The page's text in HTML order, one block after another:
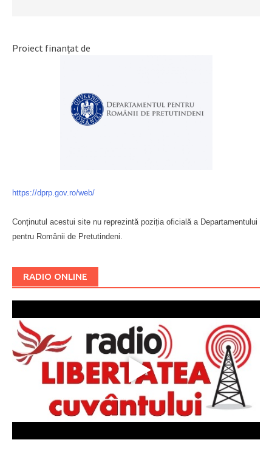
Proiect finanțat de
https://dprp.gov.ro/web/
Conținutul acestui site nu reprezintă poziția oficială a Departamentului
pentru Românii de Pretutindeni.
RADIO ONLINE